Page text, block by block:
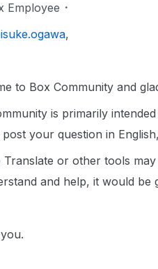
Employee
,
to Box Community and
is primarily
your question in
Translate or other tools
and help, it would be